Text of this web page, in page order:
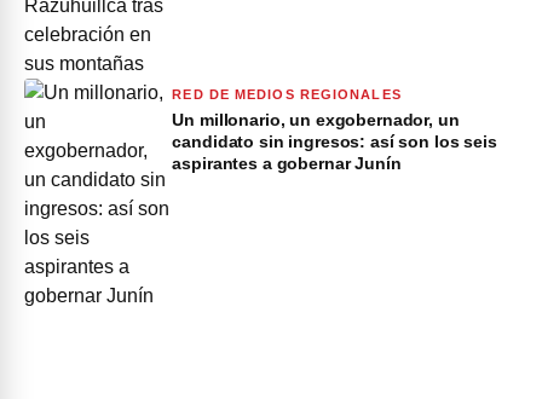
RED DE MEDIOS REGIONALES
Un millonario, un exgobernador, un
candidato sin ingresos: así son los seis
aspirantes a gobernar Junín